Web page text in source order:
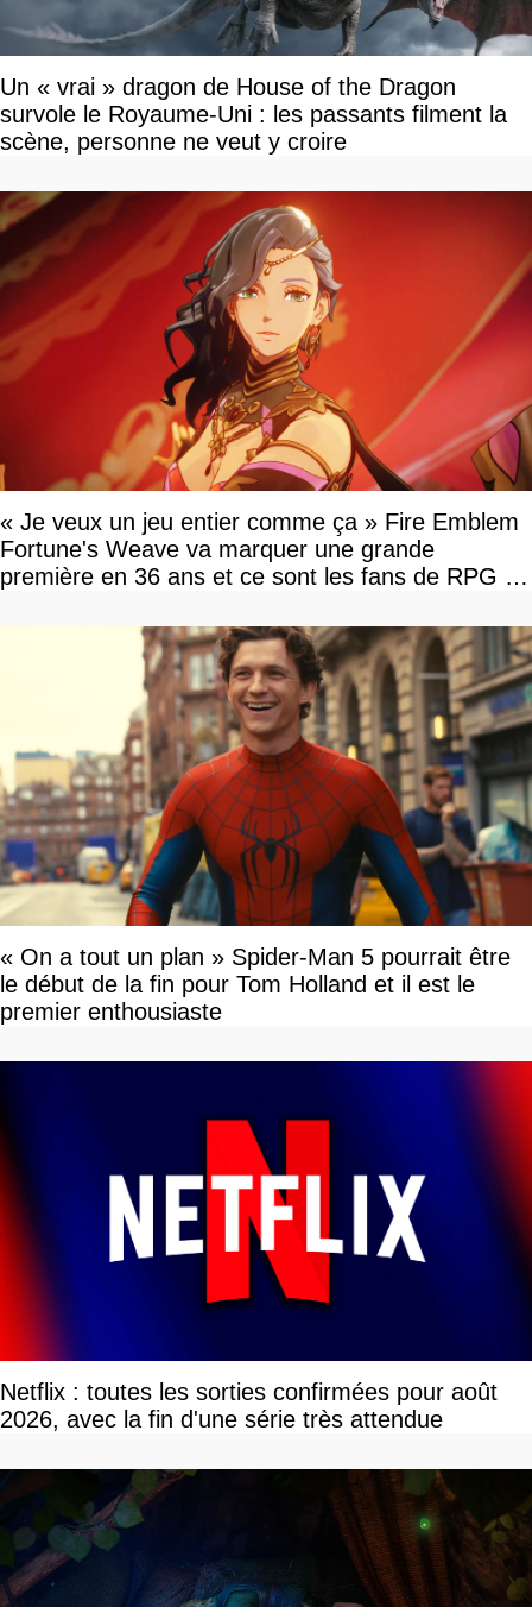
Un « vrai » dragon de House of the Dragon
survole le Royaume-Uni : les passants filment la
scène, personne ne veut y croire
« Je veux un jeu entier comme ça » Fire Emblem
Fortune's Weave va marquer une grande
première en 36 ans et ce sont les fans de RPG en
« On a tout un plan » Spider-Man 5 pourrait être
le début de la fin pour Tom Holland et il est le
premier enthousiaste
Netflix : toutes les sorties confirmées pour août
2026, avec la fin d'une série très attendue